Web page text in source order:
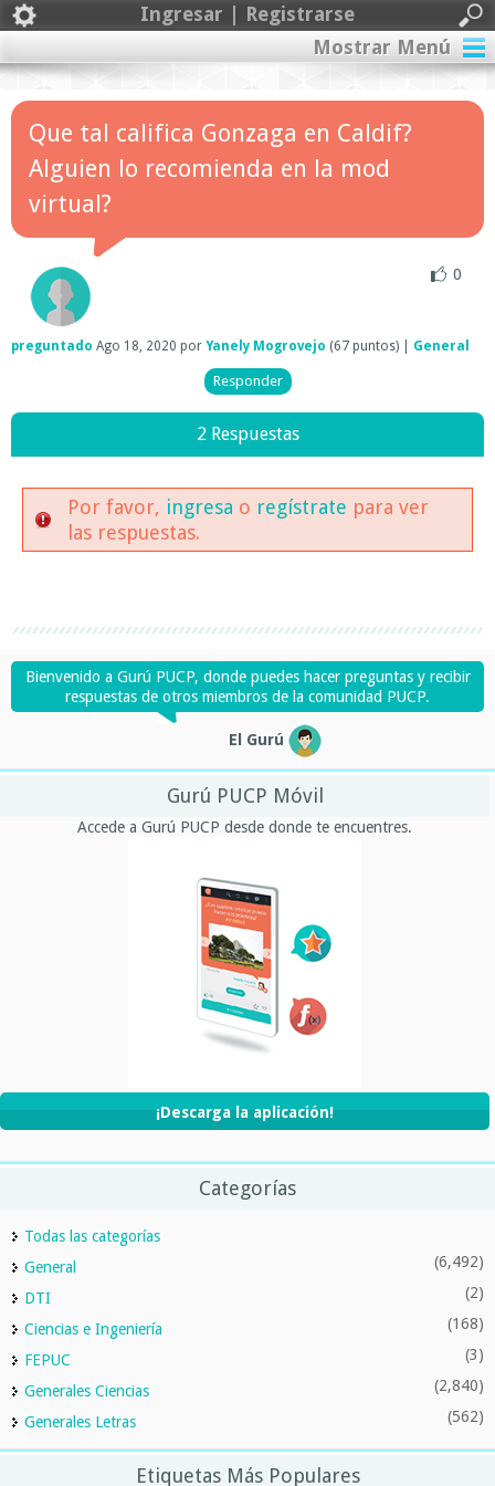
Ingresar | Registrarse
Mostrar Menú
Que tal califica Gonzaga en Caldif?
Alguien lo recomienda en la mod
virtual?
0
preguntado Ago 18, 2020 por Yanely Mogrovejo (67 puntos) General
2 Respuestas
Por favor, ingresa o regístrate para ver
las respuestas.
Bienvenido a Gurú PUCP, donde puedes hacer preguntas y recibir
respuestas de otros miembros de la comunidad PUCP.
El Gurú
Gurú PUCP Móvil
Accede a Gurú PUCP desde donde te encuentres.
¡Descarga la aplicación!
Categorías
Todas las categorías
General
(6,492)
DTI (2)
Ciencias e Ingeniería (168)
FEPUC (3)
Generales Ciencias (2,840)
Generales Letras (562)
Etiquetas Más Populares